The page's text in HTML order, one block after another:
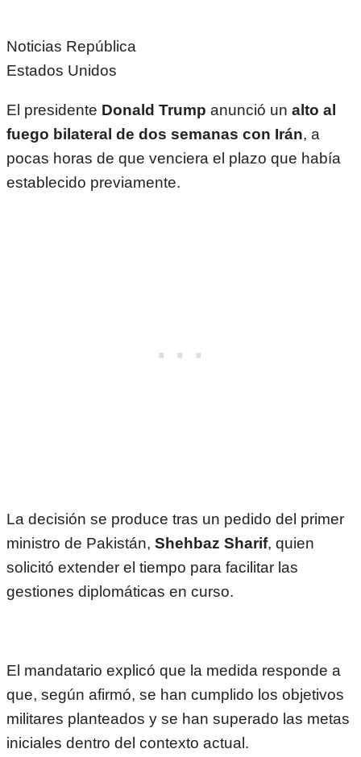
Noticias República
Estados Unidos
El presidente Donald Trump anunció un alto al
fuego bilateral de dos semanas con Irán, a
pocas horas de que venciera el plazo que había
establecido previamente.
La decisión se produce tras un pedido del primer
ministro de Pakistán, Shehbaz Sharif, quien
solicitó extender el tiempo para facilitar las
gestiones diplomáticas en curso.
El mandatario explicó que la medida responde a
que, según afirmó, se han cumplido los objetivos
militares planteados y se han superado las metas
iniciales dentro del contexto actual.